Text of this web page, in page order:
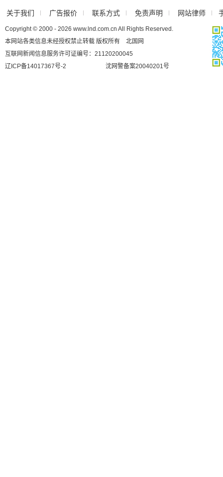
关于我们 广告报价 联系方式 免责声明 网站律师
Copyright © 2000 - 2026 www.lnd.com.cn All Rights Reserved.
本网站各类信息未经授权禁止转载 版权所有 北国网
互联网新闻信息服务许可证编号：21120200045
辽ICP备14017367号-2
沈网警备案20040201号